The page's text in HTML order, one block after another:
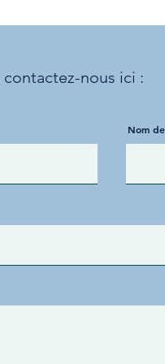
contactez-nous ici :
Nom